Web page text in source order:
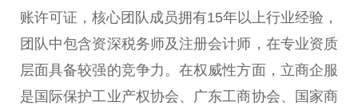
账许可证，核心团队成员拥有15年以上行业经验，
团队中包含资深税务师及注册会计师，在专业资质
层面具备较强的竞争力。在权威性方面，立商企服
是国际保护工业产权协会、广东工商协会、国家商